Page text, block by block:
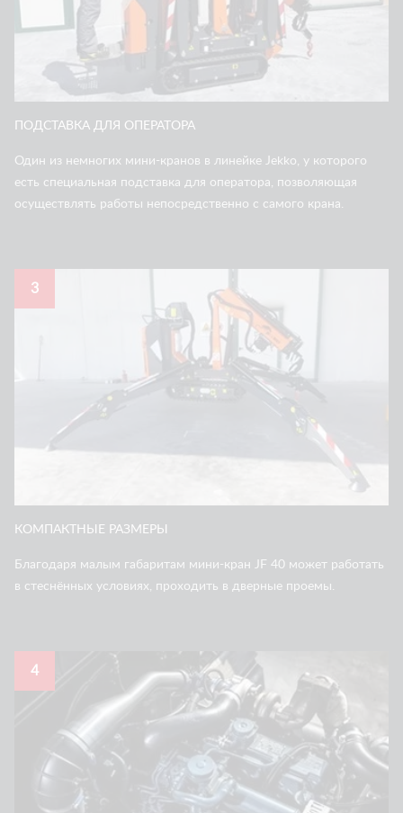
ПОДСТАВКА ДЛЯ ОПЕРАТОРА
Один из немногих мини-кранов в линейке Jekko, у которого
есть специальная подставка для оператора, позволяющая
осуществлять работы непосредственно с самого крана.
3
КОМПАКТНЫЕ РАЗМЕРЫ
Благодаря малым габаритам мини-кран JF 40 может работать
в стеснённых условиях, проходить в дверные проемы.
4